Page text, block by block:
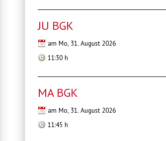
JU BGK
am Mo, 31. August 2026
11:30 h
MA BGK
am Mo, 31. August 2026
11:45 h